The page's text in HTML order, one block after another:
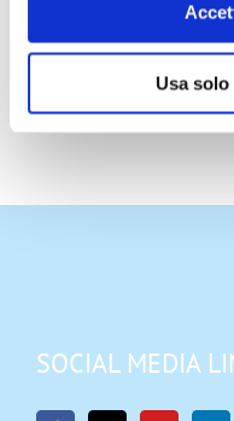
Usa
properly matters.
matters.
SOCIAL MEDIA